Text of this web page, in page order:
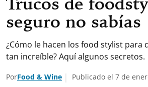
seguro no sabías
¿Cómo le hacen los food stylist para
tan increíble? Aquí algunos secretos.
PorFood & Wine Publicado el 7 de